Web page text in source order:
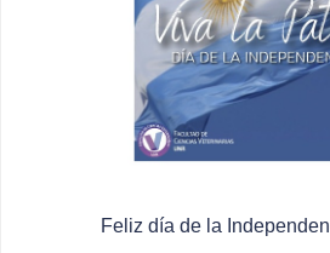
Feliz día de la